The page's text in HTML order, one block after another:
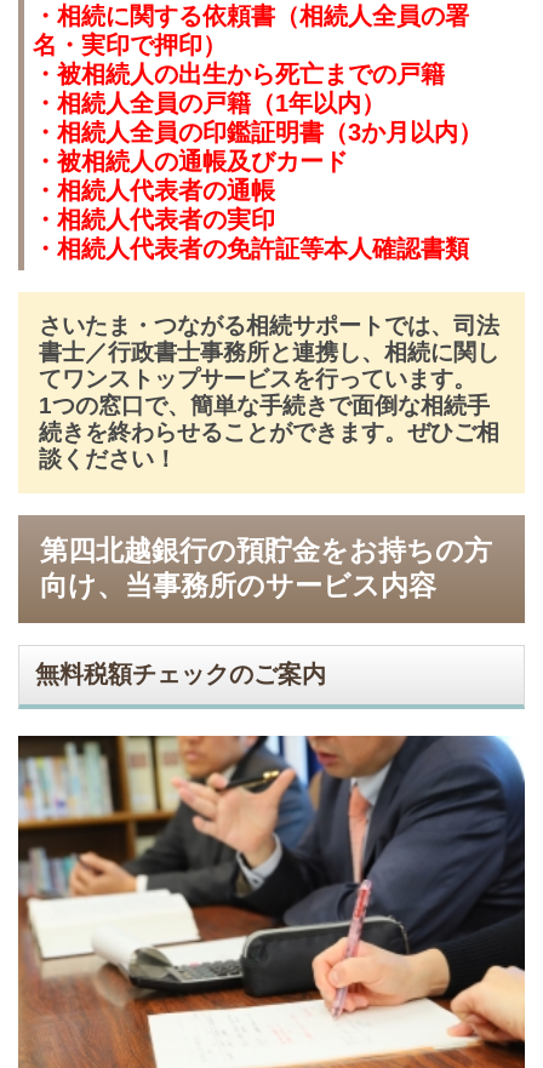
・相続に関する依頼書（相続人全員の署
名・実印で押印）
・被相続人の出生から死亡までの戸籍
・相続人全員の戸籍（1年以内）
・相続人全員の印鑑証明書（3か月以内）
・被相続人の通帳及びカード
・相続人代表者の通帳
・相続人代表者の実印
・相続人代表者の免許証等本人確認書類
さいたま・つながる相続サポートでは、司法
書士／行政書士事務所と連携し、相続に関し
てワンストップサービスを行っています。
1つの窓口で、簡単な手続きで面倒な相続手
続きを終わらせることができます。ぜひご相
談ください！
第四北越銀行の預貯金をお持ちの方
向け、当事務所のサービス内容
無料税額チェックのご案内